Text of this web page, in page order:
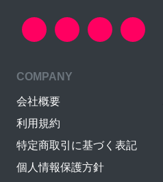
COMPANY
会社概要
利用規約
特定商取引に基づく表記
個人情報保護方針